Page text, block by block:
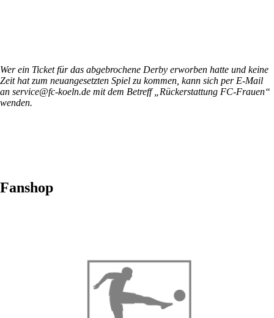
Wer ein Ticket für das abgebrochene Derby erworben hatte und keine
Zeit hat zum neuangesetzten Spiel zu kommen, kann sich per E-Mail
an service@fc-koeln.de mit dem Betreff „Rückerstattung FC-Frauen“
wenden.
Fanshop